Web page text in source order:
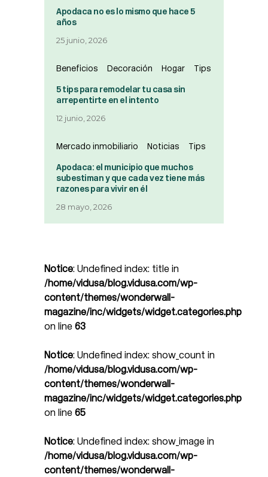
Apodaca no es lo mismo que hace 5
años
25 junio, 2026
Beneficios Decoración Hogar Tips
5 tips para remodelar tu casa sin
arrepentirte en el intento
12 junio, 2026
Mercado inmobiliario Noticias Tips
Apodaca: el municipio que muchos
subestiman y que cada vez tiene más
razones para vivir en él
28 mayo, 2026
Notice: Undefined index: title in
/home/vidusa/blog.vidusa.com/wp-
content/themes/wonderwall-
magazine/inc/widgets/widget.categories.php
on line 63
Notice: Undefined index: show_count in
/home/vidusa/blog.vidusa.com/wp-
content/themes/wonderwall-
magazine/inc/widgets/widget.categories.php
on line 65
Notice: Undefined index: show_image in
/home/vidusa/blog.vidusa.com/wp-
content/themes/wonderwall-